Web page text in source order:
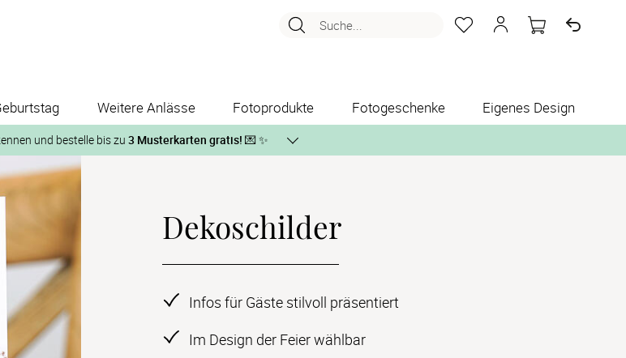
Suche...
Weitere Anlässe Fotoprodukte Fotogeschenke Eigenes Design
und bestelle bis zu 3 Musterkarten gratis! 💌 ✨
jeweiligen Produktseite und lasse Dir die Karten kostenlos per Post zusenden.
Dekoschilder
Infos für Gäste stilvoll präsentiert
Im Design der Feier wählbar